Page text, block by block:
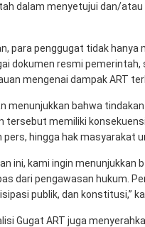
dalam menyetujui dan/
para penggugat tidak
dokumen resmi
mengenai dampak ART
menunjukkan bahwa
tersebut memiliki
pers, hingga hak masyarakat
ini, kami ingin
dari pengawasan hukum.
publik, dan konstitusi,”
Gugat ART juga